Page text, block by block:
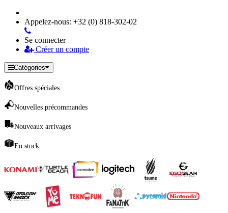
Appelez-nous: +32 (0) 818-302-02
Se connecter
Créer un compte
Catégories
Offres spéciales
Nouvelles précommandes
Nouveaux arrivages
En stock